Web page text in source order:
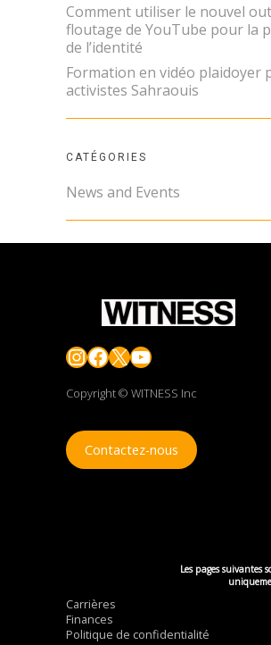
Comment utiliser le nouvel
floutage de YouTube pour la
de l’identité
Formation en vidéo plaidoyer
activistes Sahraouis
CATÉGORIES
News and Events
Instagram
Facebook
X YouTube
Copyright © WITNESS Inc
Contactez-nous
Les pages suivantes
Carrières
Finances
Politique de confidentialité